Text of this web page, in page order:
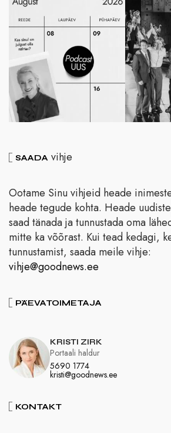
SAADA vihje
Ootame Sinu vihjeid heade
heade tegude kohta. Heade
saad tänada ja tunnustada oma
mitte ka võõrast. Kui tead kedagi,
tunnustamist, saada meile vihje:
vihje@goodnews.ee
PÄEVATOIMETAJA
KRISTI ZIRK
5690 1774
kristi@goodnews.ee
Portaali haldur
KONTAKT